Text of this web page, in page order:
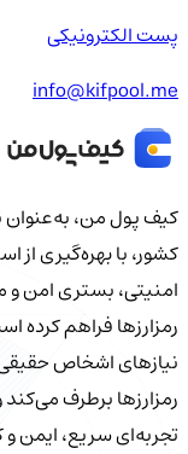
پست الکترونیکی
info@kifpool.me
کیف‌ پول من، به‌عنوان
کشور، با بهره‌گیری از
امنیتی، بستری امن و
رمزارزها فراهم کرده
نیازهای اشخاص حقیقی
رمزارزها برطرف می‌کند
تجربه‌ای سریع، ایمن و